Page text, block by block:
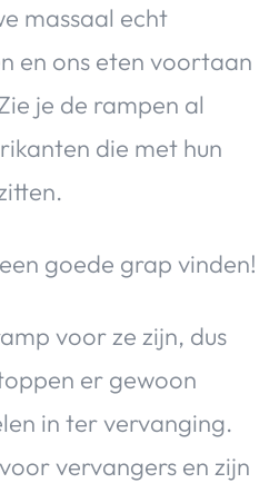
massaal echt
en ons eten voortaan
je de rampen al
die met hun
goede grap vinden!
voor ze zijn, dus
er gewoon
in ter vervanging.
vervangers en zijn